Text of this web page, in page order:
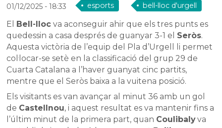
01/12/2025- 18:33 esports bell-lloc d'urgell
El Bell-lloc va aconseguir ahir que els tres punts es
quedessin a casa després de guanyar 3-1 el Seròs.
Aquesta victòria de l’equip del Pla d’Urgell li permet
col·locar-se setè en la classificació del grup 29 de
Cuarta Catalana a l’haver guanyat cinc partits,
mentre que el Seròs baixa a la vuitena posició.
Els visitants es van avançar al minut 36 amb un gol
de Castellnou, i aquest resultat es va mantenir fins a
l’últim minut de la primera part, quan Coulibalyva